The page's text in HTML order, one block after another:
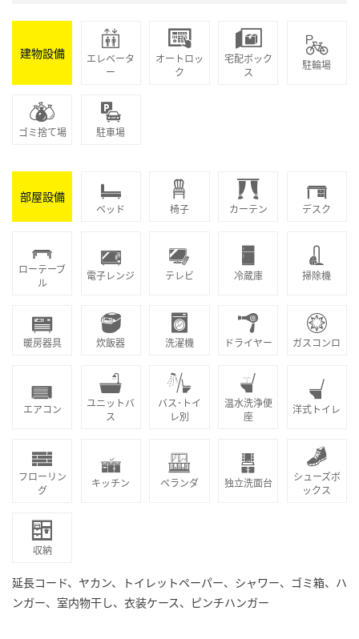
建物設備
エレベータ
ー
オートロッ
ク
宅配ボック
ス
駐輪場
ゴミ捨て場 駐車場
部屋設備
ベッド 椅子 カーテン デスク
ローテーブ
ル
電子レンジ テレビ 冷蔵庫 掃除機
暖房器具 炊飯器 洗濯機 ドライヤー ガスコンロ
エアコン
ユニットバ
ス
バス･トイ
レ別
温水洗浄便
座
洋式トイレ
フローリン
グ
キッチン ベランダ 独立洗面台
シューズボ
ックス
収納
延長コード、ヤカン、トイレットペーパー、シャワー、ゴミ箱、ハ
ンガー、室内物干し、衣装ケース、ピンチハンガー